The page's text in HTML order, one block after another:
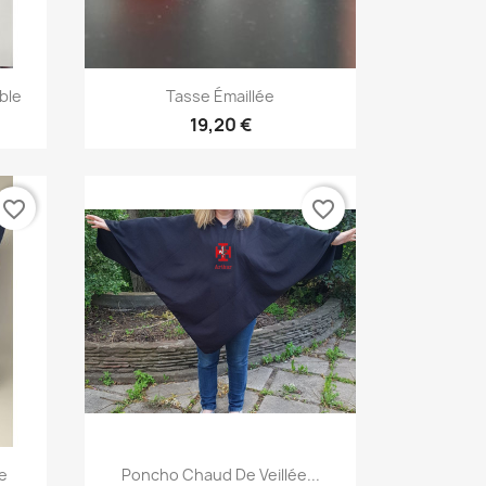
Aperçu rapide
Tasse Émaillée
19,20 €
favorite_border
Aperçu rapide
Poncho Chaud De Veillée...
favorite_border